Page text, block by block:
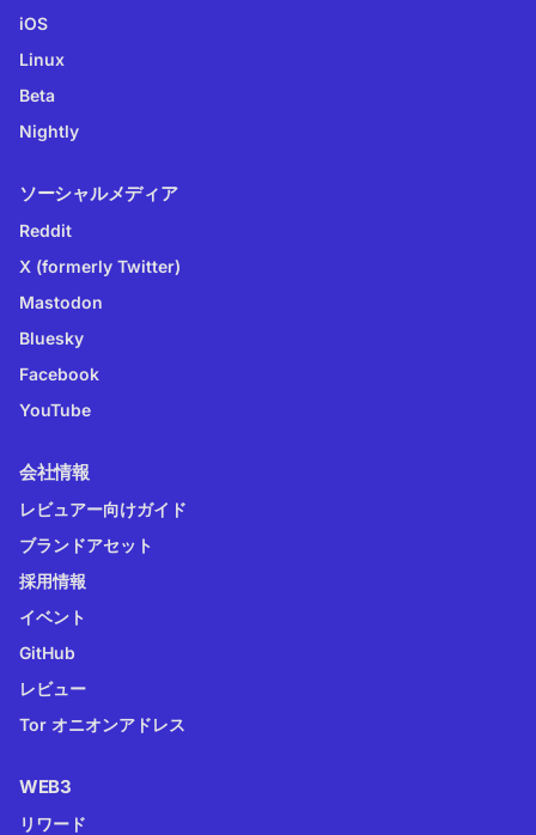
iOS
Linux
Beta
Nightly
ソーシャルメディア
Reddit
X (formerly Twitter)
Mastodon
Bluesky
Facebook
YouTube
会社情報
レビュアー向けガイド
ブランドアセット
採用情報
イベント
GitHub
レビュー
Tor オニオンアドレス
WEB3
リワード